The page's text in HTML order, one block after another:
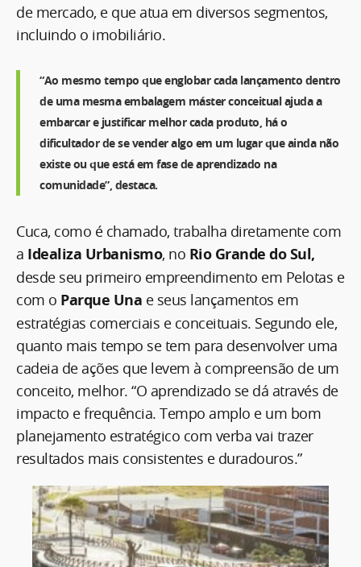
de mercado, e que atua em diversos segmentos,
incluindo o imobiliário.
“Ao mesmo tempo que englobar cada lançamento dentro
de uma mesma embalagem máster conceitual ajuda a
embarcar e justificar melhor cada produto, há o
dificultador de se vender algo em um lugar que ainda não
existe ou que está em fase de aprendizado na
comunidade”, destaca.
Cuca, como é chamado, trabalha diretamente com
a Idealiza Urbanismo, no Rio Grande do Sul,
desde seu primeiro empreendimento em Pelotas e
com o Parque Una e seus lançamentos em
estratégias comerciais e conceituais. Segundo ele,
quanto mais tempo se tem para desenvolver uma
cadeia de ações que levem à compreensão de um
conceito, melhor. “O aprendizado se dá através de
impacto e frequência. Tempo amplo e um bom
planejamento estratégico com verba vai trazer
resultados mais consistentes e duradouros.”